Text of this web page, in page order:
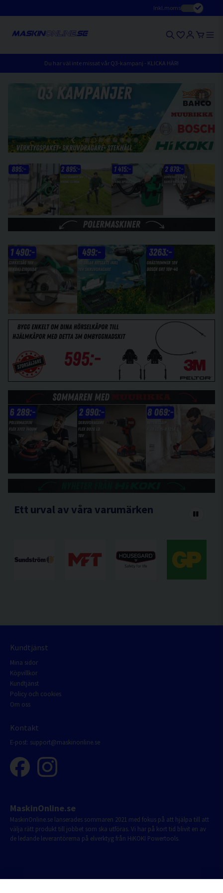
Inkl.moms
Du har väl inte missat vår Q3-kampanj - KLICKA HÄR!
Ett urval av våra varumärken
Kundtjänst
Mina sidor
Köpvillkor
Kundtjänst
Policy och cookies
Om oss
Kontakt
E-post: support@maskinonline.se
MaskinOnline.se
MaskinOnline.se lanserades sommaren 2021 med fokus på att hjälpa till att
välja rätt produkt till jobbet som ska utföras. Vi har på kort tid blivit en av
de ledande leverantörerna på elverktyg från HiKOKI Powertools.